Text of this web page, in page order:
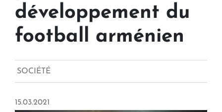
développement du
football arménien
SOCIÉTÉ
15.03.2021